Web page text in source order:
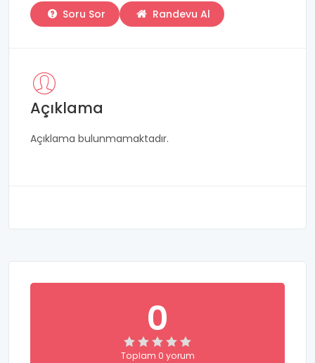
Soru Sor
Randevu Al
Açıklama
Açıklama bulunmamaktadır.
0
Toplam 0 yorum